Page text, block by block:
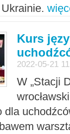
Kurs
2022-05-21
W „Stacji
dla